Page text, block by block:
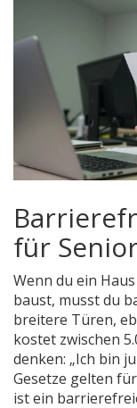
für
Wenn du ein
baust, musst du
breitere Türen,
kostet zwischen
denken: „Ich bin
Gesetze gelten
ist ein